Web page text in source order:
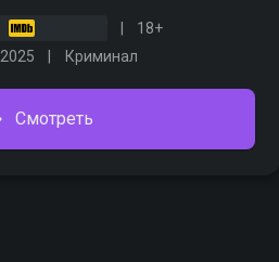
18+
2025 Криминал
Смотреть